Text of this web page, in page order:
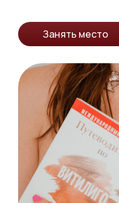
Занять место